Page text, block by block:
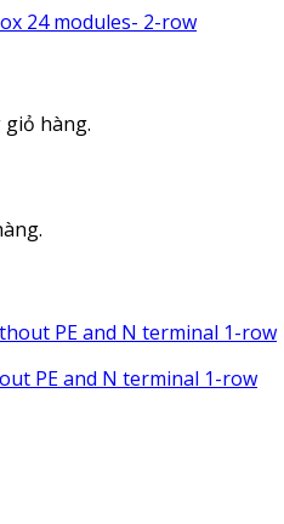
hàng.
24 modules- 2-row
PE and N terminal 1-row